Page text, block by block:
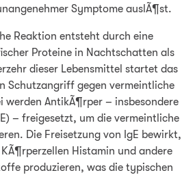
Symptome auslÃ¶st.
Reaktion entsteht durch eine
Proteine in Nachtschatten als
dieser Lebensmittel startet das
Schutzangriff gegen vermeintliche
werden AntikÃ¶rper – insbesondere
– freigesetzt, um die vermeintliche
Die Freisetzung von IgE bewirkt,
Histamin und andere
produzieren, was die typischen